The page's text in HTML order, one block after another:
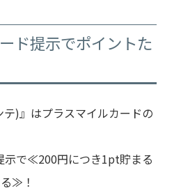
ド提示でポイントた
テ)』はプラスマイルカードの
示で≪200円につき1pt貯まる
≫！